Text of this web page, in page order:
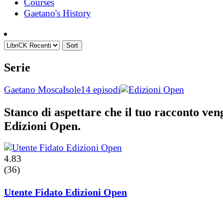
Courses
Gaetano's History
Sort
Serie
Gaetano MoscaIsole14 episodi
Stanco di aspettare che il tuo racconto
Edizioni Open.
4.83
(36)
Utente Fidato Edizioni Open